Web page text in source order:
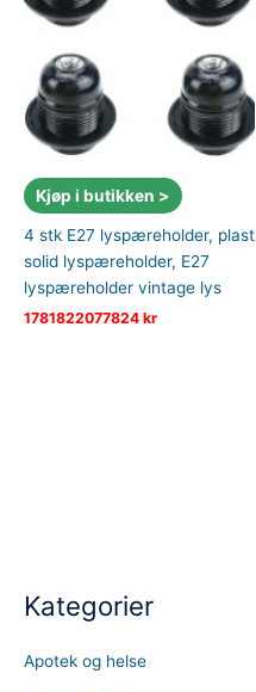
Kjøp i butikken >
4 stk E27 lyspæreholder, plast
solid lyspæreholder, E27
lyspæreholder vintage lys
1781822077824 kr
Kategorier
Apotek og helse